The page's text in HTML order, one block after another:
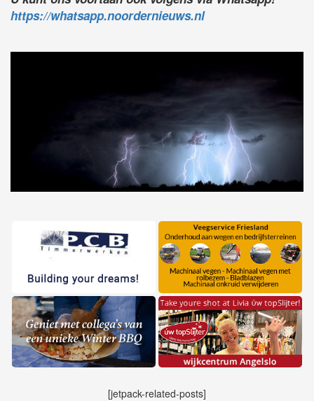
https://whatsapp.noordernieuws.nl
[jetpack-related-posts]